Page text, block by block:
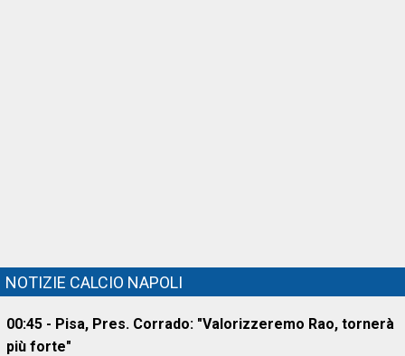
NOTIZIE CALCIO NAPOLI
00:45 - Pisa, Pres. Corrado: "Valorizzeremo Rao, tornerà
più forte"